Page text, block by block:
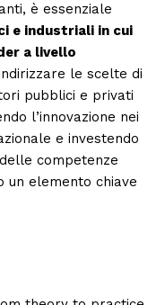
è essenziale
e industriali in cui
a livello
le scelte di
pubblici e privati
l’innovazione nei
e investendo
competenze
un elemento chiave